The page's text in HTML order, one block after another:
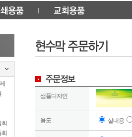
샘플디자인
용도 실내용